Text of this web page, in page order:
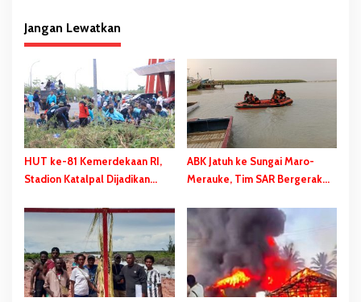
s
i
p
o
s
Jangan Lewatkan
HUT ke-81 Kemerdekaan RI,
Stadion Katalpal Dijadikan
Merah Putih
ABK Jatuh ke Sungai Maro-
Merauke, Tim SAR Bergerak